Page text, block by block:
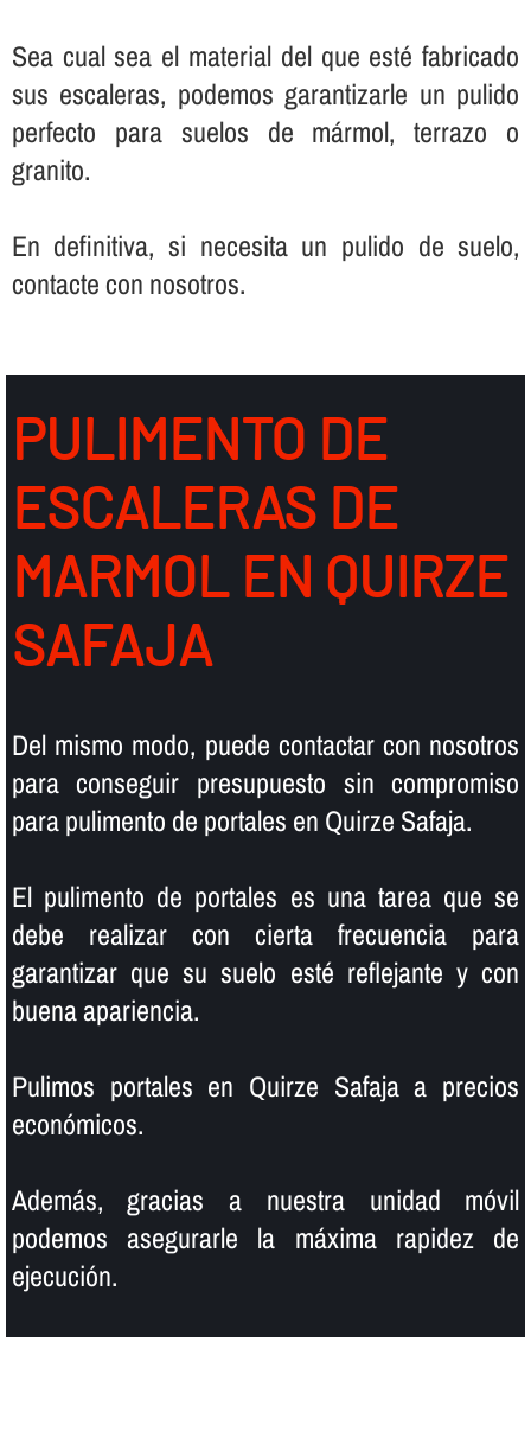
Sea cual sea el material del que esté fabricado
sus escaleras, podemos garantizarle un pulido
perfecto para suelos de mármol, terrazo o
granito.
En definitiva, si necesita un pulido de suelo,
contacte con nosotros.
PULIMENTO DE
ESCALERAS DE
MARMOL EN QUIRZE
SAFAJA
Del mismo modo, puede contactar con nosotros
para conseguir presupuesto sin compromiso
para pulimento de portales en Quirze Safaja.
El pulimento de portales es una tarea que se
debe realizar con cierta frecuencia para
garantizar que su suelo esté reflejante y con
buena apariencia.
Pulimos portales en Quirze Safaja a precios
económicos.
Además, gracias a nuestra unidad móvil
podemos asegurarle la máxima rapidez de
ejecución.